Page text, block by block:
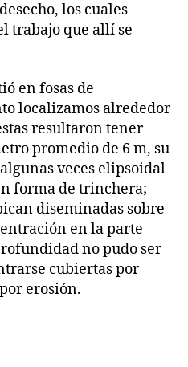
los cuales
trabajo que allí se
en fosas de
localizamos alrededor
resultaron tener
promedio de 6 m, su
veces elipsoidal
forma de trinchera;
diseminadas sobre
en la parte
no pudo ser
cubiertas por
erosión.